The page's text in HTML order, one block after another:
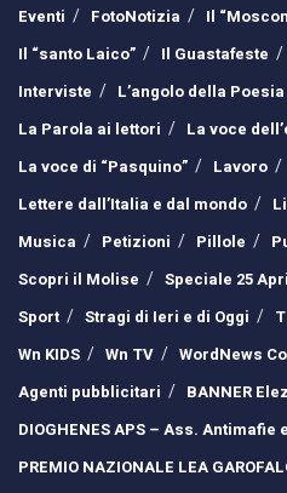
Eventi
FotoNotizia
Il
Il “santo Laico”
Il Guastafeste
Interviste
L’angolo della Poesia
La Parola ai lettori
La voce
La voce di “Pasquino”
Lavoro
Lettere dall’Italia e dal mondo
Musica
Petizioni Pillole
Scopri il Molise
Speciale 25
Sport
Stragi di Ieri e di Oggi
Wn KIDS
Wn TV WordNews
Agenti pubblicitari
BANNER
DIOGHENES APS – Ass. Antimafie
PREMIO NAZIONALE LEA